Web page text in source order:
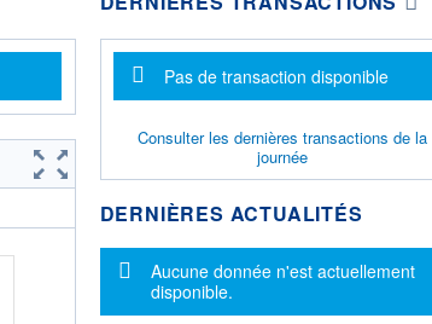
Message d'information
Pas de transaction disponible
Consulter les dernières transactions de la
journée
DERNIÈRES ACTUALITÉS
Message d'information
Aucune donnée n'est actuellement
disponible.